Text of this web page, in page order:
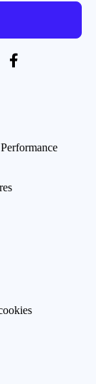
a attribué
la relation
exemple)
et à